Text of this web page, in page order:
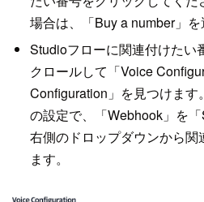
場合は、「Buy a number」を
Studioフローに関連付けたい
クロールして「Voice
Configuration」を見つけます
の設定で、「Webhook」を「
右側のドロップダウンから
ます。